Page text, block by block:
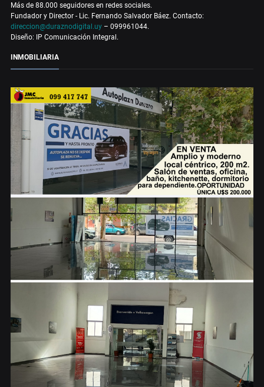
Más de 88.000 seguidores en redes sociales.
Fundador y Director - Lic. Fernando Salvador Báez. Contacto:
direccion@duraznodigital.uy – 099961044.
Diseño: IP Comunicación Integral.
INMOBILIARIA